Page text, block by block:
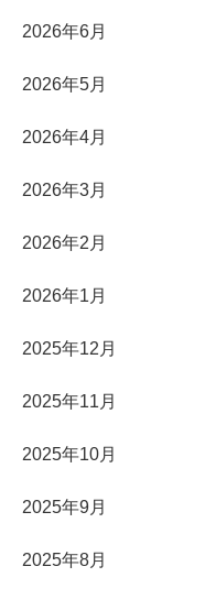
2026年6月
2026年5月
2026年4月
2026年3月
2026年2月
2026年1月
2025年12月
2025年11月
2025年10月
2025年9月
2025年8月